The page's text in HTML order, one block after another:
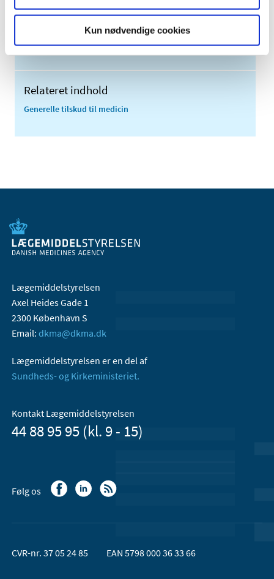
Kun nødvendige cookies
2007 (3)
Relateret indhold
Generelle tilskud til medicin
Lægemiddelstyrelsen
Axel Heides Gade 1
2300 København S
Email: dkma@dkma.dk
Lægemiddelstyrelsen er en del af
Sundheds- og Kirkeministeriet.
Kontakt Lægemiddelstyrelsen
44 88 95 95 (kl. 9 - 15)
Følg os
CVR-nr. 37 05 24 85 EAN 5798 000 36 33 66